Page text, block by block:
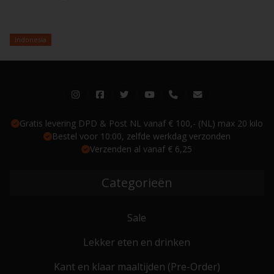
Indonesia
Gratis levering DPD & Post NL vanaf € 100,- (NL) max 20 kilo
Bestel voor 10:00, zelfde werkdag verzonden
Verzenden al vanaf € 6,25
Categorieën
Sale
Lekker eten en drinken
Kant en klaar maaltijden (Pre-Order)